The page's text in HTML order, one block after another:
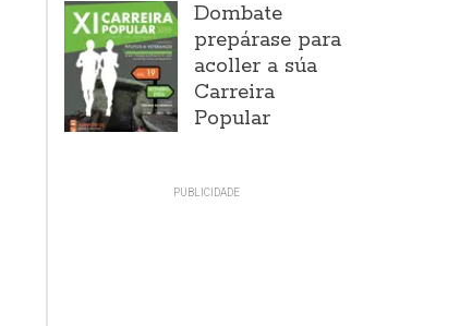
Dombate
prepárase para
acoller a súa
Carreira
Popular